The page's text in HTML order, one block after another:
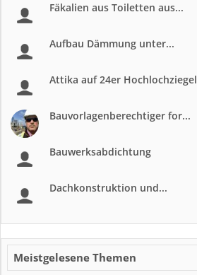
Fäkalien aus Toiletten aus...
Aufbau Dämmung unter...
Attika auf 24er Hochlochziegel
Bauvorlagenberechtiger for...
Bauwerksabdichtung
Dachkonstruktion und...
Meistgelesene Themen